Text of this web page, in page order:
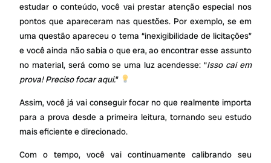
estudar o conteúdo, você vai prestar atenção especial nos
pontos que apareceram nas questões. Por exemplo, se em
uma questão apareceu o tema “inexigibilidade de licitações”
e você ainda não sabia o que era, ao encontrar esse assunto
no material, será como se uma luz acendesse: “Isso cai em
prova! Preciso focar aqui.”
Assim, você já vai conseguir focar no que realmente importa
para a prova desde a primeira leitura, tornando seu estudo
mais eficiente e direcionado.
Com o tempo, você vai continuamente calibrando seu